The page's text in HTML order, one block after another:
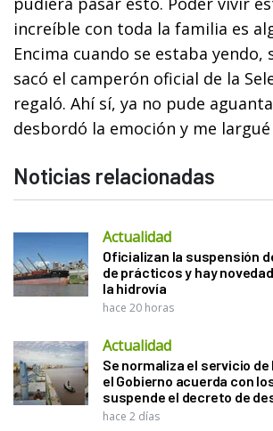
increíble con toda la familia es
Encima cuando se estaba yendo,
sacó el camperón oficial de la
regaló. Ahí sí, ya no pude
desbordó la emoción y me largué
Noticias relacionadas
Actualidad
Oficializan la suspensión
de prácticos y hay
la hidrovía
hace 20 horas
Actualidad
Se normaliza el servicio
el Gobierno acuerda con
suspende el decreto de
hace 2 días